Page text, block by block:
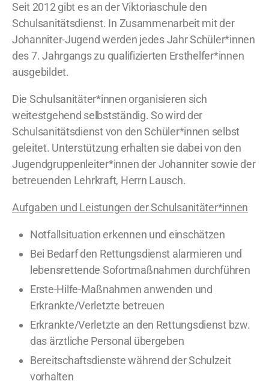
Seit 2012 gibt es an der Viktoriaschule den
Schulsanitätsdienst. In Zusammenarbeit mit der
Johanniter-Jugend werden jedes Jahr Schüler*innen
des 7. Jahrgangs zu qualifizierten Ersthelfer*innen
ausgebildet.
Die Schulsanitäter*innen organisieren sich
weitestgehend selbstständig. So wird der
Schulsanitätsdienst von den Schüler*innen selbst
geleitet. Unterstützung erhalten sie dabei von den
Jugendgruppenleiter*innen der Johanniter sowie der
betreuenden Lehrkraft, Herrn Lausch.
Aufgaben und Leistungen der Schulsanitäter*innen
Notfallsituation erkennen und einschätzen
Bei Bedarf den Rettungsdienst alarmieren und
lebensrettende Sofortmaßnahmen durchführen
Erste-Hilfe-Maßnahmen anwenden und
Erkrankte/Verletzte betreuen
Erkrankte/Verletzte an den Rettungsdienst bzw.
das ärztliche Personal übergeben
Bereitschaftsdienste während der Schulzeit
vorhalten